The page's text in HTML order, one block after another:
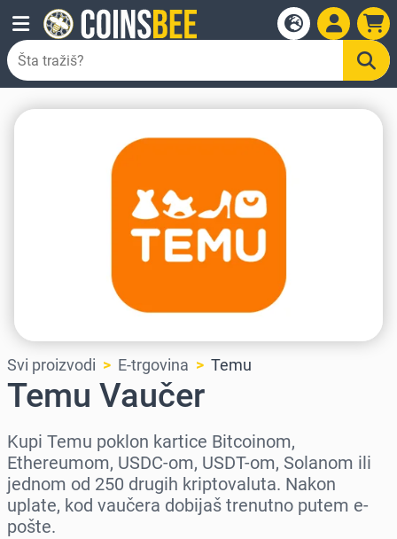
Svi proizvodi E-trgovina Temu
Temu Vaučer
Kupi Temu poklon kartice Bitcoinom,
Ethereumom, USDC-om, USDT-om, Solanom ili
jednom od 250 drugih kriptovaluta. Nakon
uplate, kod vaučera dobijaš trenutno putem e-
pošte.